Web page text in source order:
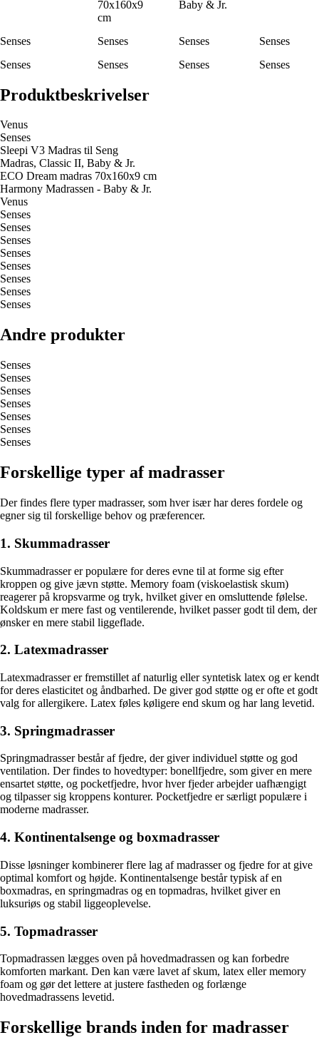
70x160x9
cm
Baby & Jr.
Senses Senses Senses
Senses
Senses
Senses Senses Senses
Produktbeskrivelser
Venus
Senses
Sleepi V3 Madras til Seng
Madras, Classic II, Baby & Jr.
ECO Dream madras 70x160x9 cm
Harmony Madrassen - Baby & Jr.
Venus
Senses
Senses
Senses
Senses
Senses
Senses
Senses
Senses
Andre produkter
Senses
Senses
Senses
Senses
Senses
Senses
Senses
Forskellige typer af madrasser
Der findes flere typer madrasser, som hver især har deres fordele og
egner sig til forskellige behov og præferencer.
1. Skummadrasser
Skummadrasser er populære for deres evne til at forme sig efter
kroppen og give jævn støtte. Memory foam (viskoelastisk skum)
reagerer på kropsvarme og tryk, hvilket giver en omsluttende følelse.
Koldskum er mere fast og ventilerende, hvilket passer godt til dem, der
ønsker en mere stabil liggeflade.
2. Latexmadrasser
Latexmadrasser er fremstillet af naturlig eller syntetisk latex og er kendt
for deres elasticitet og åndbarhed. De giver god støtte og er ofte et godt
valg for allergikere. Latex føles køligere end skum og har lang levetid.
3. Springmadrasser
Springmadrasser består af fjedre, der giver individuel støtte og god
ventilation. Der findes to hovedtyper: bonellfjedre, som giver en mere
ensartet støtte, og pocketfjedre, hvor hver fjeder arbejder uafhængigt
og tilpasser sig kroppens konturer. Pocketfjedre er særligt populære i
moderne madrasser.
4. Kontinentalsenge og boxmadrasser
Disse løsninger kombinerer flere lag af madrasser og fjedre for at give
optimal komfort og højde. Kontinentalsenge består typisk af en
boxmadras, en springmadras og en topmadras, hvilket giver en
luksuriøs og stabil liggeoplevelse.
5. Topmadrasser
Topmadrassen lægges oven på hovedmadrassen og kan forbedre
komforten markant. Den kan være lavet af skum, latex eller memory
foam og gør det lettere at justere fastheden og forlænge
hovedmadrassens levetid.
Forskellige brands inden for madrasser